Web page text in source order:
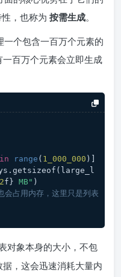
，也称为 按需生成。
个包含一百万个元素的
百万个元素会立即生成
in range ( 1_000_000 )]
f} MB" )
占用内存，这里只是列表
对象本身的大小，不包
，这会迅速消耗大量内